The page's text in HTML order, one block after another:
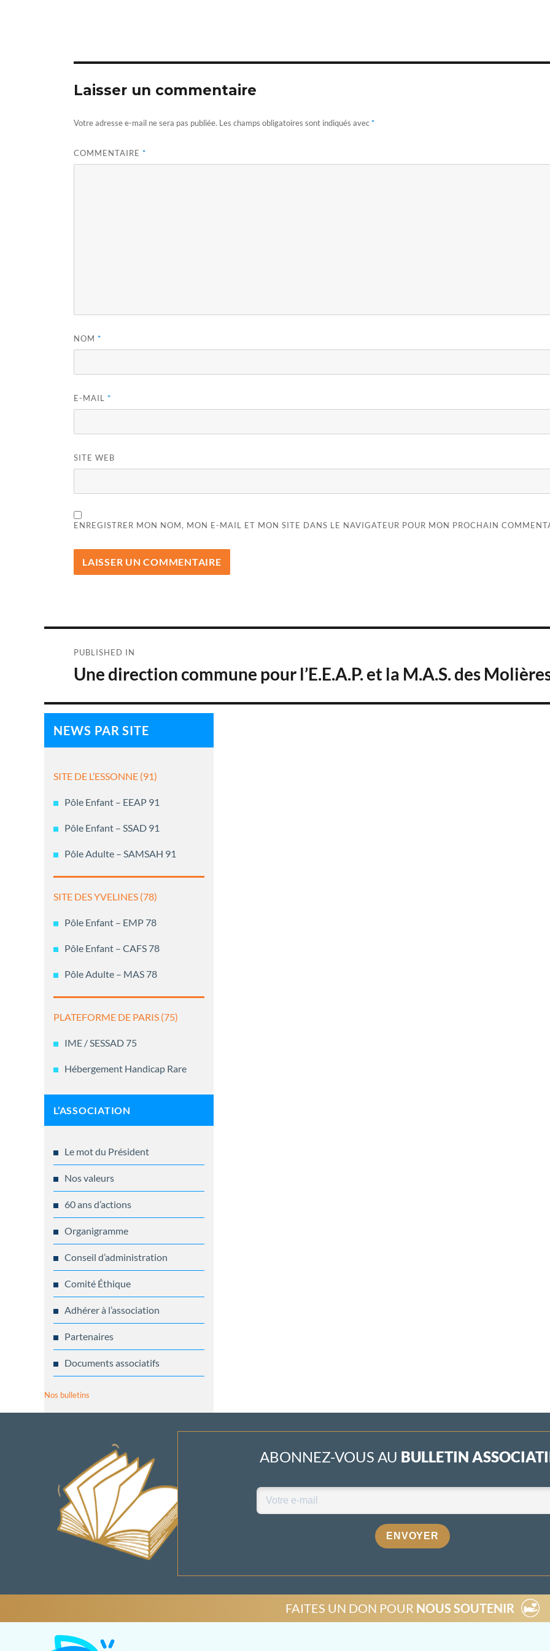
Laisser un commentaire
Votre adresse e-mail ne sera pas publiée. Les champs obligatoires sont indiqués avec*
COMMENTAIRE *
NOM *
E-MAIL *
SITE WEB
ENREGISTRER MON NOM, MON E-MAIL ET MON SITE DANS LE NAVIGATEUR POUR MON PROCHAIN
de
PUBLISHED IN
Une direction commune pour l’E.E.A.P. et la M.A.S. des
NEWS PAR SITE
SITE DE L’ESSONNE (91)
Pôle Enfant – EEAP 91
Pôle Enfant – SSAD 91
Pôle Adulte – SAMSAH 91
SITE DES YVELINES (78)
Pôle Enfant – EMP 78
Pôle Enfant – CAFS 78
Pôle Adulte – MAS 78
PLATEFORME DE PARIS (75)
IME / SESSAD 75
Hébergement Handicap Rare
L’ASSOCIATION
Le mot du Président
Nos valeurs
60 ans d’actions
Organigramme
Conseil d’administration
Comité Éthique
Adhérer à l’association
Partenaires
Documents associatifs
Nos bulletins
ABONNEZ-VOUS AU BULLETIN
ENVOYER
FAITES UN DON POUR NOUS SOUTENIR